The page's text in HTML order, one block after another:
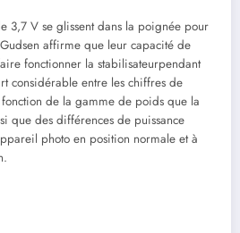
3,7 V se glissent dans la poignée pour
affirme que leur capacité de
fonctionner la stabilisateurpendant
considérable entre les chiffres de
de la gamme de poids que la
que des différences de puissance
photo en position normale et à